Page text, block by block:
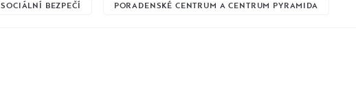
SOCIÁLNÍ BEZPEČÍ PORADENSKÉ CENTRUM A CENTRUM PYRAMIDA